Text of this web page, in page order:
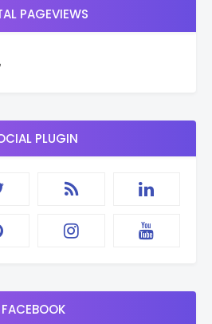
PAGEVIEWS
PLUGIN
FACEBOOK